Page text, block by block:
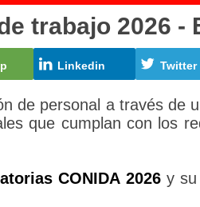
trabajo 2026 -
Linkedin Twitter
de personal a través de
que cumplan con los
CONIDA 2026y su